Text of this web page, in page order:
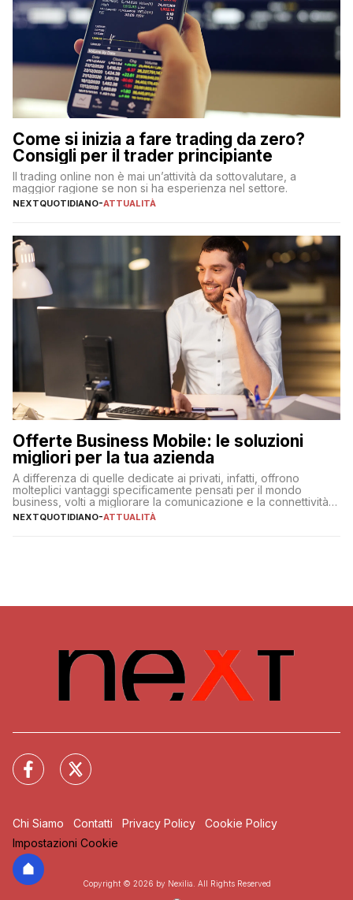
Come si inizia a fare trading da zero?
Consigli per il trader principiante
Il trading online non è mai un’attività da sottovalutare, a
maggior ragione se non si ha esperienza nel settore.
NEXTQUOTIDIANO-ATTUALITÀ
Offerte Business Mobile: le soluzioni
migliori per la tua azienda
A differenza di quelle dedicate ai privati, infatti, offrono
molteplici vantaggi specificamente pensati per il mondo
business, volti a migliorare la comunicazione e la connettività
degli utenti
NEXTQUOTIDIANO-ATTUALITÀ
Chi Siamo Contatti Privacy Policy
Cookie Policy
Impostazioni Cookie
Copyright © 2026 by Nexilia. All Rights Reserved